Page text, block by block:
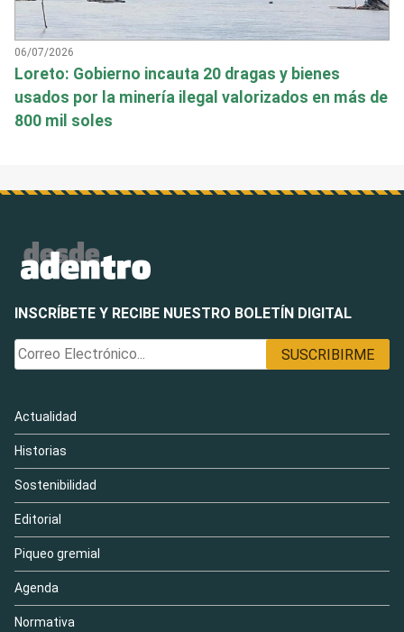
06/07/2026
Loreto: Gobierno incauta 20 dragas y bienes
usados por la minería ilegal valorizados en más de
800 mil soles
INSCRÍBETE Y RECIBE NUESTRO BOLETÍN DIGITAL
Actualidad
Historias
Sostenibilidad
Editorial
Piqueo gremial
Agenda
Normativa